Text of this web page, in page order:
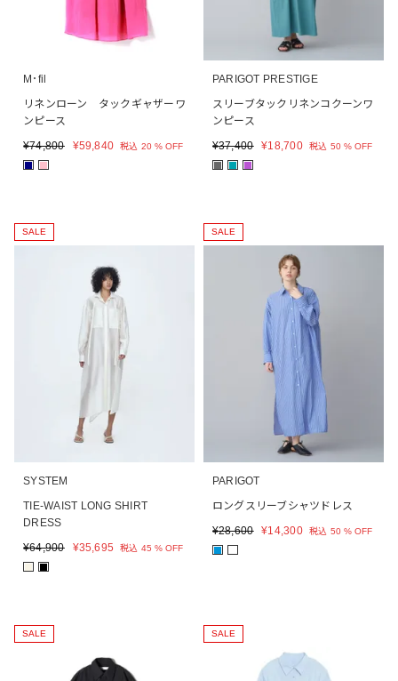
M･fil
リネンローン タックギャザーワ
ンピース
¥74,800 ¥59,840 税込 20 % OFF
PARIGOT PRESTIGE
スリーブタックリネンコクーンワ
ンピース
¥37,400 ¥18,700 税込 50 % OFF
SALE
SYSTEM
TIE-WAIST LONG SHIRT
DRESS
¥64,900 ¥35,695 税込 45 % OFF
■ ■
SALE
PARIGOT
ロングスリーブシャツドレス
¥28,600 ¥14,300 税込 50 % OFF
■
SALE SALE